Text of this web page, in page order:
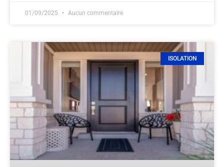
01/09/2025 Aucun commentaire
ISOLATION